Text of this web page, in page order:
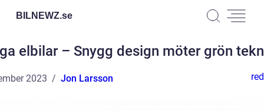
BILNEWZ.se
elbilar – Snygg design möter grön
2023 Jon Larsson